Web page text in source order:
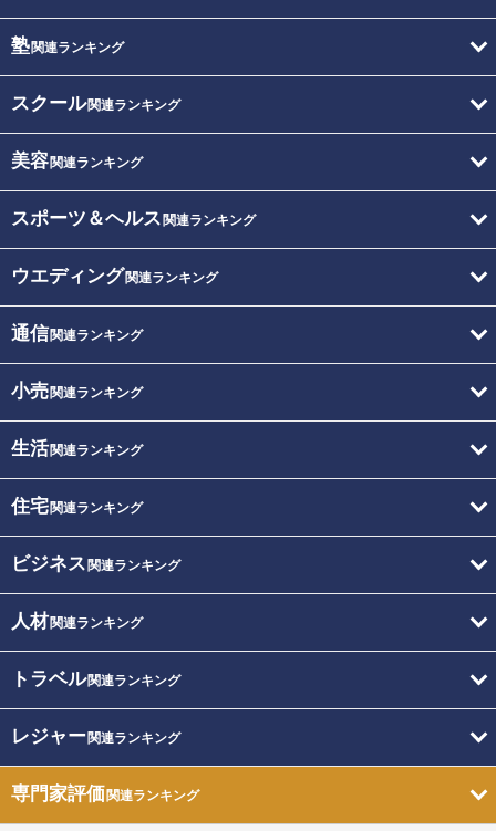
塾関連ランキング
スクール関連ランキング
美容関連ランキング
スポーツ＆ヘルス 関連ランキング
ウエディング関連ランキング
通信関連ランキング
小売関連ランキング
生活関連ランキング
住宅関連ランキング
ビジネス 関連ランキング
人材関連ランキング
トラベル関連ランキング
レジャー関連ランキング
専門家評価関連ランキング